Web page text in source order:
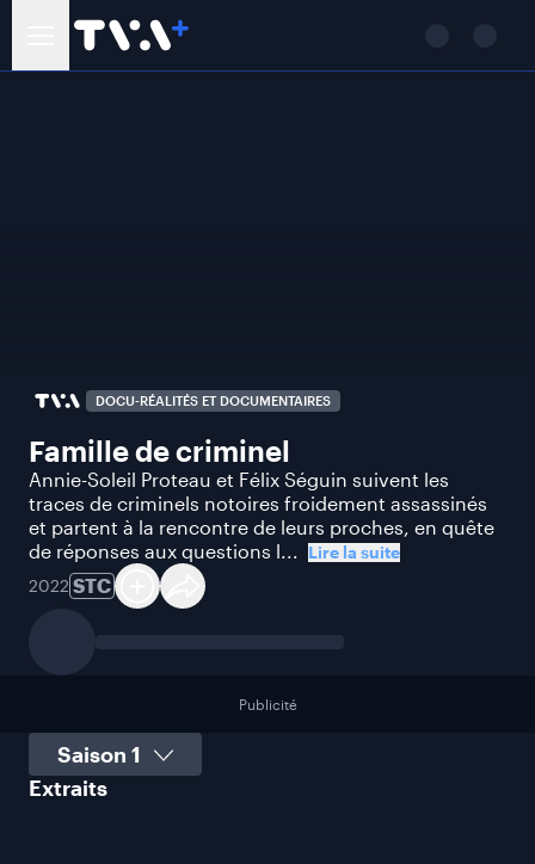
DOCU-RÉALITÉS ET DOCUMENTAIRES
Famille de criminel
Annie-Soleil Proteau et Félix Séguin suivent les
traces de criminels notoires froidement assassinés
et partent à la rencontre de leurs proches, en quête
de réponses aux questions l... Lire la suite
2022 STC
Publicité
Sélectionner une saison
Extraits